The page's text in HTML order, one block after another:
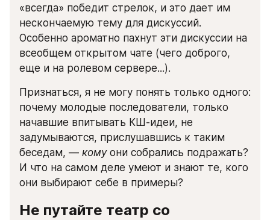
«всегда» победит стрелок, и это дает им
нескончаемую тему для дискуссий.
Особенно ароматно пахнут эти дискуссии на
всеобщем открытом чате (чего доброго,
еще и на ролевом сервере...).
Признаться, я не могу понять только одного:
почему молодые последователи, только
начавшие впитывать КШ-идеи, не
задумываются, прислушавшись к таким
беседам, — кому они собрались подражать?
И что на самом деле умеют и знают те, кого
они выбирают себе в примеры?
Не путайте театр со